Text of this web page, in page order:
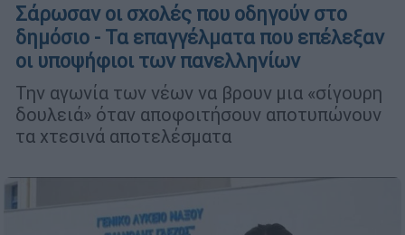
Σάρωσαν οι σχολές που οδηγούν στο
δημόσιο - Τα επαγγέλματα που επέλεξαν
οι υποψήφιοι των πανελληνίων
Την αγωνία των νέων να βρουν μια «σίγουρη
δουλειά» όταν αποφοιτήσουν αποτυπώνουν
τα χτεσινά αποτελέσματα